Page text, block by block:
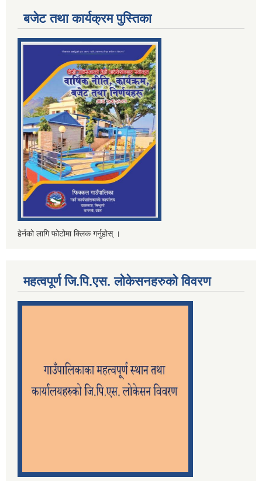
बजेट तथा कार्यक्रम पुस्तिका
हेर्नको लागि फोटोमा क्लिक गर्नुहोस् ।
महत्वपूर्ण जि.पि.एस. लोकेसनहरुको विवरण